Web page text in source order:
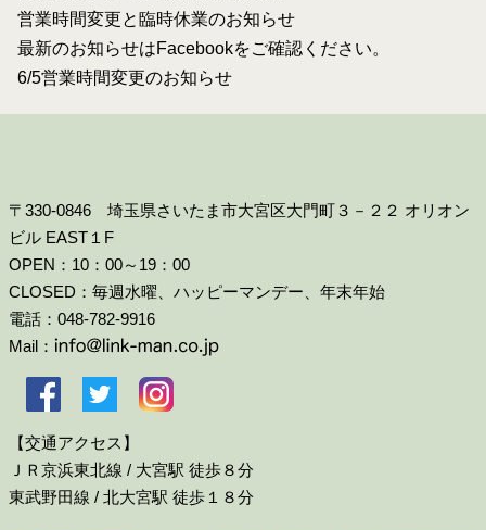
営業時間変更と臨時休業のお知らせ
最新のお知らせはFacebookをご確認ください。
6/5営業時間変更のお知らせ
〒330-0846 埼玉県さいたま市大宮区大門町３－２２ オリオン
ビル EAST１F
OPEN：10：00～19：00
CLOSED：毎週水曜、ハッピーマンデー、年末年始
電話：048-782-9916
Mail：
【交通アクセス】
ＪＲ京浜東北線 / 大宮駅 徒歩８分
東武野田線 / 北大宮駅 徒歩１８分